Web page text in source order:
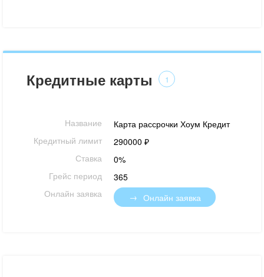
Кредитные карты 1
Название
Карта рассрочки Хоум Кредит
Кредитный лимит
290000 ₽
Ставка
0%
Грейс период
365
Онлайн заявка
Онлайн заявка